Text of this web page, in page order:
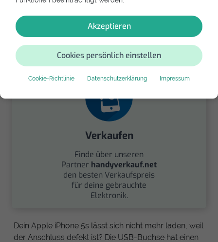
Akzeptieren
Cookies persönlich einstellen
Cookie-Richtlinie Datenschutzerklärung Impressum
Spende Dein Gerät über
handysfuerdieumwelt.de
für einen guten Zweck.
Verkaufen
Finde über unseren
Partner handyverkauf.net
den besten Verkaufspreis
für deine gebrauchte
Elektronik.
Dein Apple iPhone 5s lässt sich nicht mehr laden, weil
der Anschluss defekt ist? Die USB-Buchse hat einen